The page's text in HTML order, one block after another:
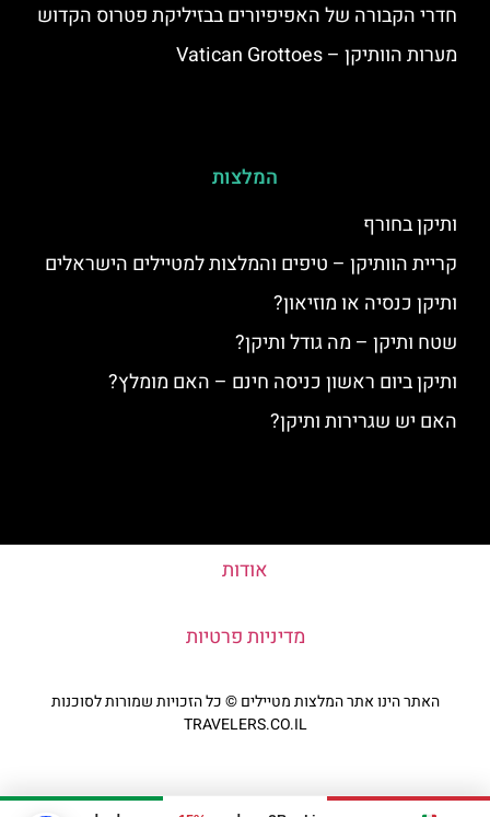
חדרי הקבורה של האפיפיורים בבזיליקת פטרוס הקדוש
מערות הוותיקן – Vatican Grottoes
המלצות
ותיקן בחורף
קריית הוותיקן – טיפים והמלצות למטיילים הישראלים
ותיקן כנסיה או מוזיאון?
שטח ותיקן – מה גודל ותיקן?
ותיקן ביום ראשון כניסה חינם – האם מומלץ?
האם יש שגרירות ותיקן?
אודות
מדיניות פרטיות
האתר הינו אתר המלצות מטיילים © כל הזכויות שמורות לסוכנות
TRAVELERS.CO.IL